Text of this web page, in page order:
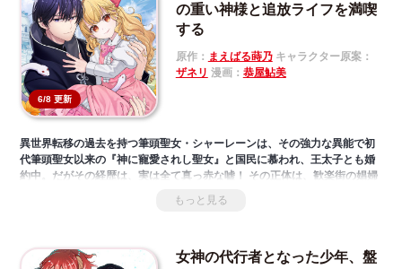
6/8 更新
の重い神様と追放ライフを満喫
する
原作： まえばる蒔乃キャラクター原案：
ザネリ 漫画： 恭屋鮎美
異世界転移の過去を持つ筆頭聖女・シャーレーンは、その強力な異能で初
代筆頭聖女以来の『神に寵愛されし聖女』と国民に慕われ、王太子とも婚
約中。だがその経歴は、実は全て真っ赤な嘘！ その正体は、歓楽街の娼婦
と闇薬師の子に生まれ、教会に売られた""がらっぱち娘""だった。嘘
の""ハリボテ""を次席聖女ルルミヤに暴かれ「婚約破棄」の上に冤罪の淫
目が覚めると、シャーレーンは見知らぬ部屋で妖艶な黒髪の美青年に微笑
もっと見る
女神の代行者となった少年、盤